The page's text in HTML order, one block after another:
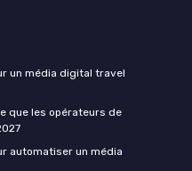
un média digital travel
que les opérateurs de
automatiser un média